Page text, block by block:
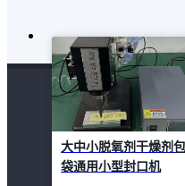
大中小脱氧剂干燥剂
袋通用小型封口机